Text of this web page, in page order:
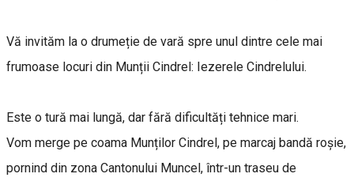
Vă invităm la o drumeție de vară spre unul dintre cele mai
frumoase locuri din Munții Cindrel: Iezerele Cindrelului.
Este o tură mai lungă, dar fără dificultăți tehnice mari.
Vom merge pe coama Munților Cindrel, pe marcaj bandă roșie,
pornind din zona Cantonului Muncel, într-un traseu de